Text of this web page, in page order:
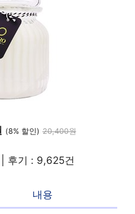
(8% 할인) 20,400원
후기 : 9,625건
내용